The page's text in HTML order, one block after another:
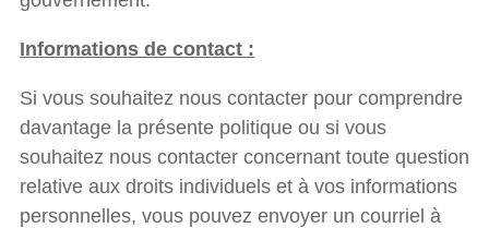
Informations de contact :
Si vous souhaitez nous contacter pour comprendre
davantage la présente politique ou si vous
souhaitez nous contacter concernant toute question
relative aux droits individuels et à vos informations
personnelles, vous pouvez envoyer un courriel à